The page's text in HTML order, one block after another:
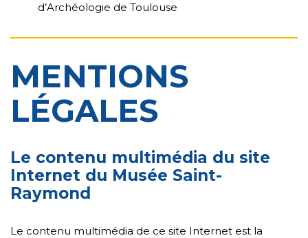
d’Archéologie de Toulouse
MENTIONS
LÉGALES
Le contenu multimédia du site
Internet du Musée Saint-
Raymond
Le contenu multimédia de ce site Internet est la